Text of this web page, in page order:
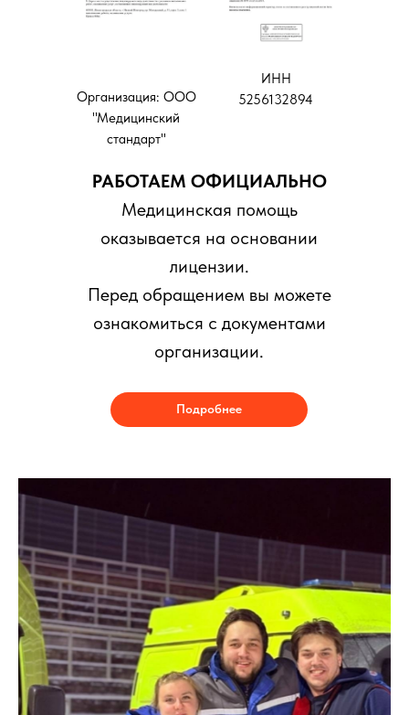
Организация: ООО
"Медицинский
стандарт"
ИНН
5256132894
РАБОТАЕМ ОФИЦИАЛЬНО
Медицинская помощь
оказывается на основании
лицензии.
Перед обращением вы можете
ознакомиться с документами
организации.
Подробнее